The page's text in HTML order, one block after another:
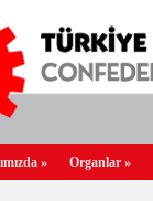
» Organlar »